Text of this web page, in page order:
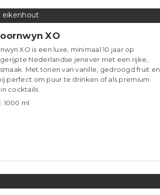
eikenhout
XO
XO is een luxe, minimaal 10 jaar op
Nederlandse jenever met een rijke,
Met tonen van vanille, gedroogd fruit en
perfect om puur te drinken of als premium
cocktails.
1000 ml